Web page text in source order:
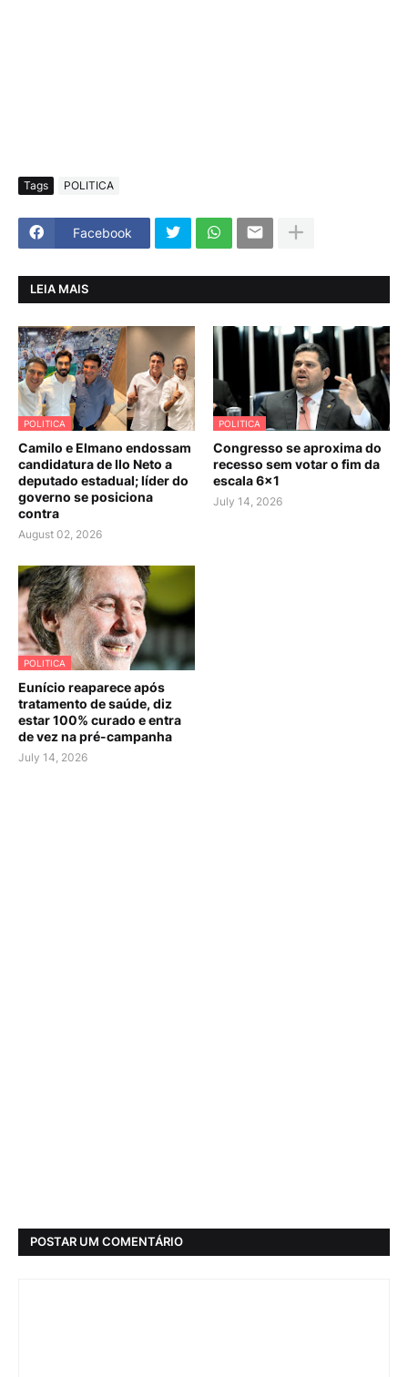
Tags POLITICA
Facebook
LEIA MAIS
POLITICA
Camilo e Elmano endossam
candidatura de Ilo Neto a
deputado estadual; líder do
governo se posiciona
contra
August 02, 2026
POLITICA
Congresso se aproxima do
recesso sem votar o fim da
escala 6×1
July 14, 2026
POLITICA
Eunício reaparece após
tratamento de saúde, diz
estar 100% curado e entra
de vez na pré-campanha
July 14, 2026
POSTAR UM COMENTÁRIO